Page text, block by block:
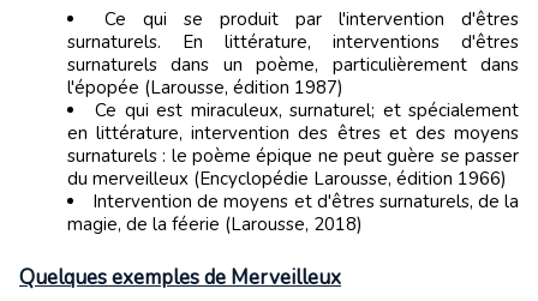
Ce qui se produit par l'intervention d'êtres
surnaturels. En littérature, interventions d'êtres
surnaturels dans un poème, particulièrement dans
l'épopée (Larousse, édition 1987)
Ce qui est miraculeux, surnaturel; et spécialement
en littérature, intervention des êtres et des moyens
surnaturels : le poème épique ne peut guère se passer
du merveilleux (Encyclopédie Larousse, édition 1966)
Intervention de moyens et d'êtres surnaturels, de la
magie, de la féerie (Larousse, 2018)
Quelques exemples de Merveilleux